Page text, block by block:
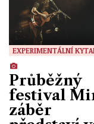
EXPERIMENTÁLNÍ
Průběžný
festival
záběr